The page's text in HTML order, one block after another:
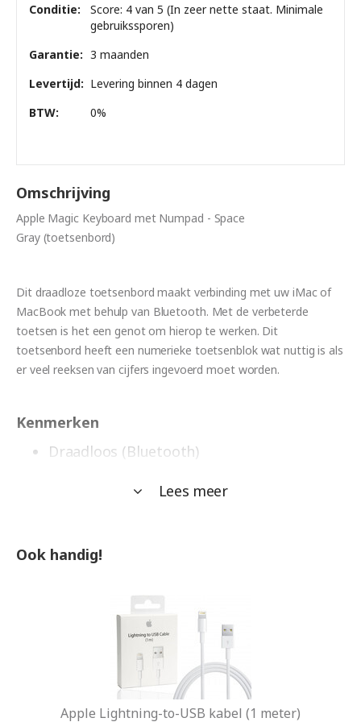
Conditie:
Score: 4 van 5 (In zeer nette staat. Minimale
gebruikssporen)
Garantie: 3 maanden
Levertijd: Levering binnen 4 dagen
BTW:
0%
Omschrijving
Apple Magic Keyboard met Numpad - Space
Gray (toetsenbord)
Dit draadloze toetsenbord maakt verbinding met uw iMac of
MacBook met behulp van Bluetooth. Met de verbeterde
toetsen is het een genot om hierop te werken. Dit
toetsenbord heeft een numerieke toetsenblok wat nuttig is als
er veel reeksen van cijfers ingevoerd moet worden.
Kenmerken
Draadloos (Bluetooth)
Numerieke toetsenblok
Interne batterij
lightningkabel (niet inbegrepen). Deze is
los verkrijgbaar.
Lees meer
Ook handig!
Apple Lightning-to-USB kabel (1 meter)